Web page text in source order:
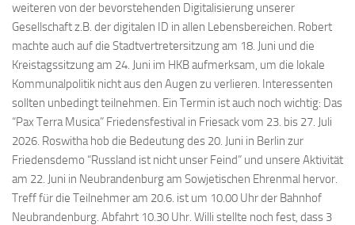
weiteren von der bevorstehenden Digitalisierung unserer
Gesellschaft z.B. der digitalen ID in allen Lebensbereichen. Robert
machte auch auf die Stadtvertretersitzung am 18. Juni und die
Kreistagssitzung am 24. Juni im HKB aufmerksam, um die lokale
Kommunalpolitik nicht aus den Augen zu verlieren. Interessenten
sollten unbedingt teilnehmen. Ein Termin ist auch noch wichtig: Das
“Pax Terra Musica” Friedensfestival in Friesack vom 23. bis 27. Juli
2026. Roswitha hob die Bedeutung des 20. Juni in Berlin zur
Friedensdemo “Russland ist nicht unser Feind” und unsere Aktivität
am 22. Juni in Neubrandenburg am Sowjetischen Ehrenmal hervor.
Treff für die Teilnehmer am 20.6. ist um 10.00 Uhr der Bahnhof
Neubrandenburg. Abfahrt 10.30 Uhr. Willi stellte noch fest, dass 3